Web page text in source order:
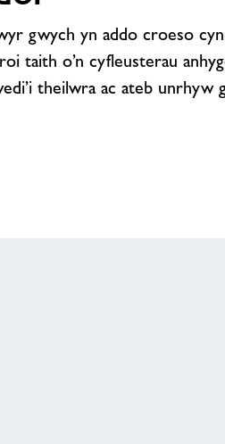
gwych yn addo croeso
taith o’n cyfleusterau
theilwra ac ateb unrhyw